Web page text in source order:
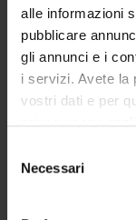
alle informazioni
pubblicare
gli annunci e i
i servizi. Avete la
vostri dati e per
privacy sono
modificare o
momento dalla
delNecessari
Degree
Exam calendar
Notices
Thesis and
Governing
Faculty staff
Erasmus+ and